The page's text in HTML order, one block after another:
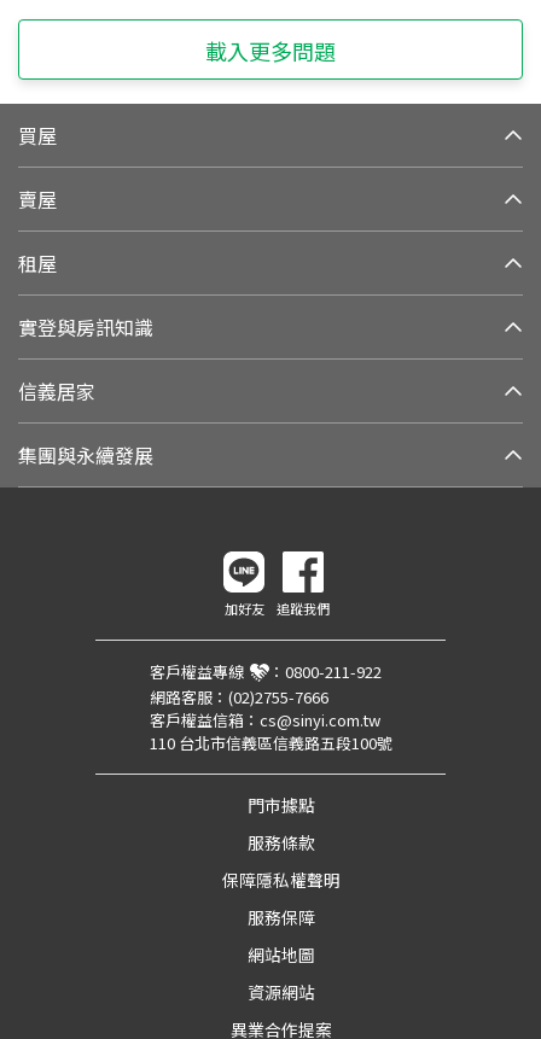
載入更多問題
買屋
賣屋
租屋
實登與房訊知識
信義居家
集團與永續發展
加好友 追蹤我們
客戶權益專線 ： 0800-211-922
網路客服： (02)2755-7666
客戶權益信箱： cs@sinyi.com.tw
110 台北市信義區信義路五段100號
門市據點
服務條款
保障隱私權聲明
服務保障
網站地圖
資源網站
異業合作提案